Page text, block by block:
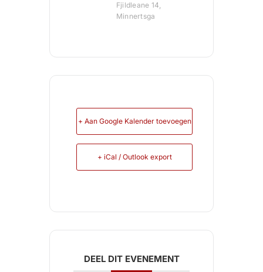
Fjildleane 14,
Minnertsga
+ Aan Google Kalender toevoegen
+ iCal / Outlook export
DEEL DIT EVENEMENT